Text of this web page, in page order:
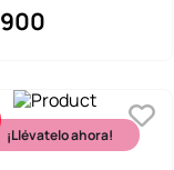
900
¡Llévatelo ahora!